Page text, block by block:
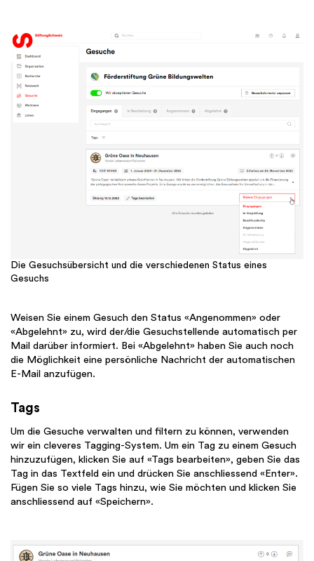
Die Gesuchsübersicht und die verschiedenen Status eines
Gesuchs
Weisen Sie einem Gesuch den Status «Angenommen» oder
«Abgelehnt» zu, wird der/die Gesuchstellende automatisch per
Mail darüber informiert. Bei «Abgelehnt» haben Sie auch noch
die Möglichkeit eine persönliche Nachricht der automatischen
E-Mail anzufügen.
Tags
Um die Gesuche verwalten und filtern zu können, verwenden
wir ein cleveres Tagging-System. Um ein Tag zu einem Gesuch
hinzuzufügen, klicken Sie auf «Tags bearbeiten», geben Sie das
Tag in das Textfeld ein und drücken Sie anschliessend «Enter».
Fügen Sie so viele Tags hinzu, wie Sie möchten und klicken Sie
anschliessend auf «Speichern».